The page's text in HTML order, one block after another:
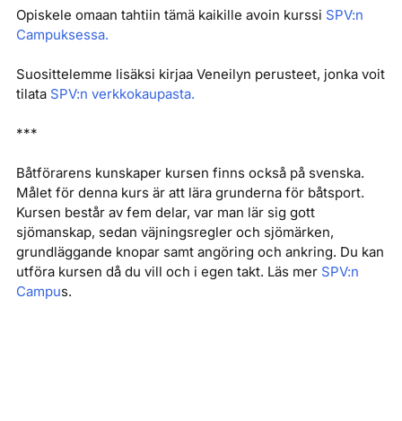
Opiskele omaan tahtiin tämä kaikille avoin kurssi SPV:n
Campuksessa.
Suosittelemme lisäksi kirjaa Veneilyn perusteet, jonka voit
tilata SPV:n verkkokaupasta.
***
Båtförarens kunskaper kursen finns också på svenska.
Målet för denna kurs är att lära grunderna för båtsport.
Kursen består av fem delar, var man lär sig gott
sjömanskap, sedan väjningsregler och sjömärken,
grundläggande knopar samt angöring och ankring. Du kan
utföra kursen då du vill och i egen takt. Läs mer SPV:n
Campus.